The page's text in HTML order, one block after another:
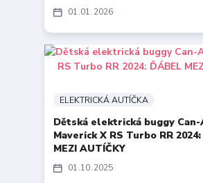
01 01 2026
01 10 2025
ELEKTRICKÁ AUTÍČKA
Dětská elektrická buggy Can-
Maverick X RS Turbo RR
MEZI AUTÍČKY